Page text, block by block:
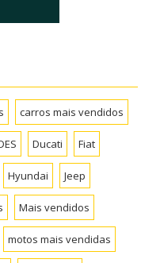
carros mais vendidos
Ducati Fiat
Hyundai Jeep
Mais vendidos
motos mais vendidas